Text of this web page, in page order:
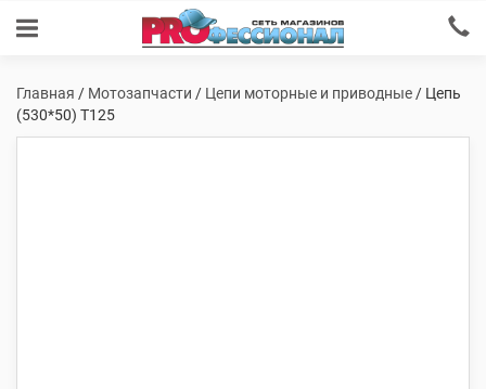
Главная / Мотозапчасти / Цепи моторные и приводные / Цепь
(530*50) Т125